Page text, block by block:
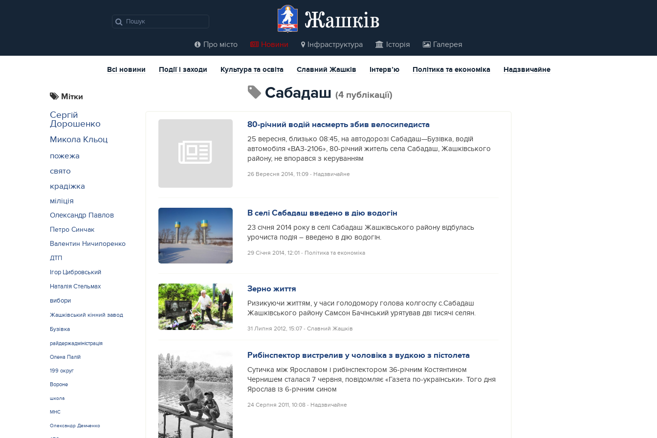
Жашків
Про місто Новини Інфраструктура Історія Галерея
Всі новини Події і заходи Культура та освіта Славний Жашків Інтерв’ю Політика та економіка Надзвичайне
Мітки
Сергій
Дорошенко
Микола Кльоц
пожежа
свято
крадіжка
міліція
Олександр Павлов
Петро Синчак
Валентин Ничипоренко
ДТП
Ігор Цибровський
Наталія Стельмах
вибори
Жашківський кінний завод
Бузівка
райдержадміністрація
Олена Палій
199 округ
Вороне
школа
МНС
Олександр Демченко
Сабадаш (4 публікації)
80-річний водій насмерть збив велосипедиста
25 вересня, близько 08:45, на автодорозі Сабадаш—Бузівка, водій
автомобіля «ВАЗ-2106», 80-річний житель села Сабадаш, Жашківського
району, не впорався з керуванням
26 Вересня 2014, 11:09 ‐ Надзвичайне
В селі Сабадаш введено в дію водогін
23 січня 2014 року в селі Сабадаш Жашківського району відбулась
урочиста подія – введено в дію водогін.
29 Січня 2014, 12:01 ‐ Політика та економіка
Зерно життя
Ризикуючи життям, у часи голодомору голова колгоспу с.Сабадаш
Жашківського району Самсон Бачінський урятував дві тисячі селян.
31 Липня 2012, 15:07 ‐ Славний Жашків
Рибінспектор вистрелив у чоловіка з вудкою з пістолета
Сутичка між Ярославом і рибінспектором 36-річним Костянтином
Чернишем сталася 7 червня, повідомляє «Газета по-українськи». Того дня
Ярослав із 6-річним сином
24 Серпня 2011, 10:08 ‐ Надзвичайне